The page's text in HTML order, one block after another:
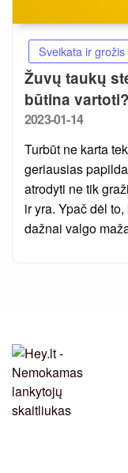
Sveikata ir grožis
Žuvų taukų
būtina vartoti?
Posted
2023-01-14
Turbūt ne karta
geriausias
atrodyti ne tik
ir yra. Ypač dėl
dažnai valgo